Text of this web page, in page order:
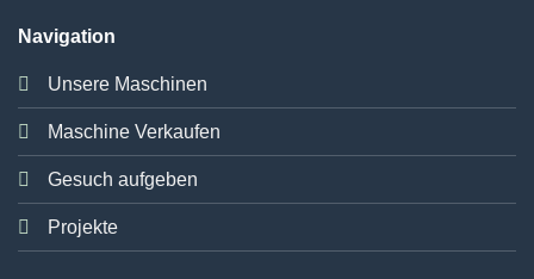
Navigation
Unsere Maschinen
Maschine Verkaufen
Gesuch aufgeben
Projekte